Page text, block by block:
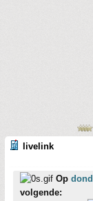
livelink
Op
volgende: